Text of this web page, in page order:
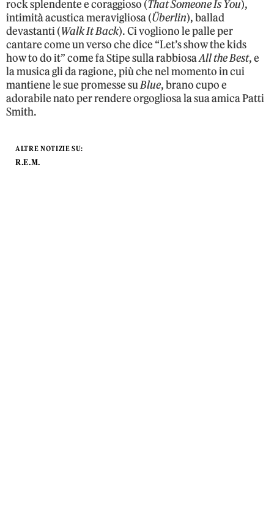
rock splendente e coraggioso (That Someone Is You),
intimità acustica meravigliosa (Überlin), ballad
devastanti (Walk It Back). Ci vogliono le palle per
cantare come un verso che dice “Let’s show the kids
how to do it” come fa Stipe sulla rabbiosaAll the Best, e
la musica gli da ragione, più che nel momento in cui
mantiene le sue promesse suBlue, brano cupo e
adorabile nato per rendere orgogliosa la sua amica Patti
Smith.
ALTRE NOTIZIE SU:
R.E.M.